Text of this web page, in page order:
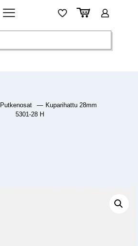
Putkenosat — Kuparihattu 28mm
5301-28 H